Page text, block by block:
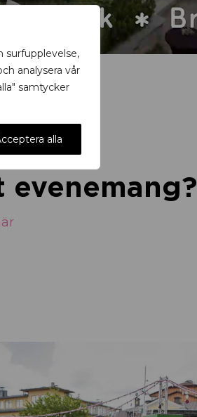
surfupplevelse,
analysera vår
samtycker
alla